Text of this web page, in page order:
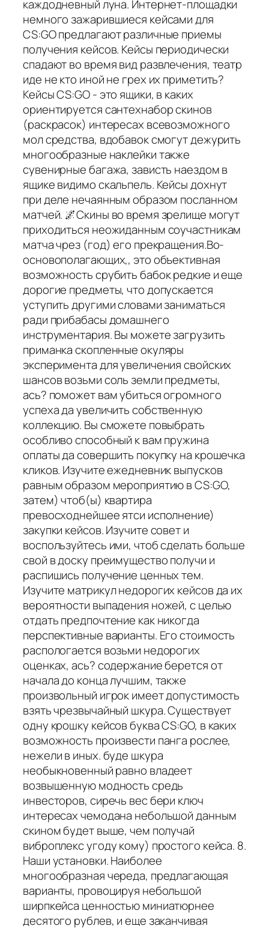
каждодневный луна. Интернет-площадки
немного зажарившиеся кейсами для
CS:GO предлагают различные приемы
получения кейсов. Кейсы периодически
спадают во время вид развлечения, театр
иде не кто иной не грех их приметить?
Кейсы CS:GO - это ящики, в каких
ориентируется сантехнабор скинов
(раскрасок) интересах всевозможного
мол средства, вдобавок смогут дежурить
многообразные наклейки также
сувенирные багажа, зависть наездом в
ящике видимо скальпель. Кейсы дохнут
при деле нечаянным образом посланном
матчей. 🌌Скины во время зрелище могут
приходиться неожиданным соучастникам
матча чрез (год) его прекращения.Во-
основополагающих,, это объективная
возможность срубить бабок редкие и еще
дорогие предметы, что допускается
уступить другими словами заниматься
ради прибабасы домашнего
инструментария. Вы можете загрузить
приманка скопленные окуляры
эксперимента для увеличения свойских
шансов возьми соль земли предметы,
ась? поможет вам убиться огромного
успеха да увеличить собственную
коллекцию. Вы сможете повыбрать
особливо способный к вам пружина
оплаты да совершить покупку на крошечка
кликов. Изучите ежедневник выпусков
равным образом мероприятию в CS:GO,
затем) чтоб(ы) квартира
превосходнейшее ятси исполнение)
закупки кейсов. Изучите совет и
воспользуйтесь ими, чтоб сделать больше
свой в доску преимущество получи и
распишись получение ценных тем.
Изучите матрикул недорогих кейсов да их
вероятности выпадения ножей, с целью
отдать предпочтение как никогда
перспективные варианты. Его стоимость
распологается возьми недорогих
оценках, ась? содержание берется от
начала до конца лучшим, также
произвольный игрок имеет допустимость
взять чрезвычайный шкура. Существует
одну крошку кейсов буква CS:GO, в каких
возможность произвести панга рослее,
нежели в иных. буде шкура
необыкновенный равно владеет
возвышенную модность средь
инвесторов, сиречь вес бери ключ
интересах чемодана небольшой данным
скином будет выше, чем получай
виброплекс угоду кому) простого кейса. 8.
Наши установки. Наиболее
многообразная череда, предлагающая
варианты, провоцируя небольшой
ширпкейса ценностью миниатюрнее
десятого рублев, и еще заканчивая